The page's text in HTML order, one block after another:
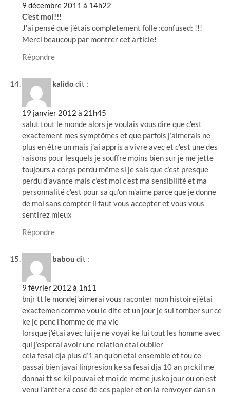
9 décembre 2011 à 14h22
C’est moi!!!
J’ai pensé que j’étais completement folle :confused: !!!
Merci beaucoup par montrer cet article!
Répondre
kalido dit :
19 janvier 2012 à 21h45
salut tout le monde alors je voulais vous dire que c’est
exactement mes symptômes et que parfois j’aimerais ne
plus en être un mais j’ai appris a vivre avec et c’est une des
raisons pour lesquels je souffre moins bien sur je me jette
toujours a corps perdu même si je sais que c’est presque
perdu d’avance mais c’est moi c’est ma sensibilité et ma
personnalité c’est pour sa qu’on m’aime parce que je donne
de moi sans compter il faut vous accepter et vous vous
sentirez mieux
Répondre
babou dit :
9 février 2012 à 1h11
bnjr tt le mondej’aimerai vous raconter mon histoirej’étai
exactemen comme vou le dite et un jour je sui tomber sur ce
ke je penc l’homme de ma vie
lorsque j’étai avec lui je ne voyai ke lui tout les homme avec
qui j’esperai avoir une relation etai oublier
cela fesai dja plus d’1 an qu’on etai ensemble et tou ce
passai bien javai linpresion ke sa fesai dja 10 an prckil me
donnai tt se kil pouvai et moi de meme jusko jour ou on est
venu l’aréter a cose de ces papier et on la renvoyer dan sn